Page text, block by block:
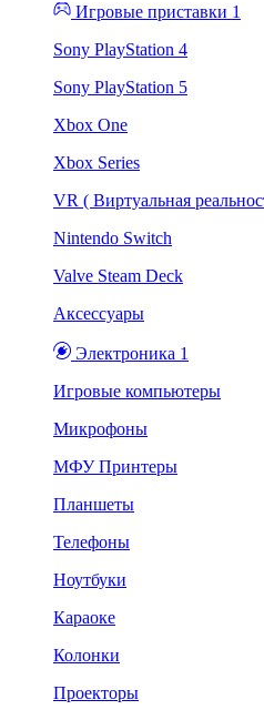
Игровые приставки 1
Sony PlayStation 4
Sony PlayStation 5
Xbox One
Xbox Series
VR ( Виртуальная
Nintendo Switch
Valve Steam Deck
Аксессуары
Электроника 1
Игровые компьютеры
Микрофоны
МФУ Принтеры
Планшеты
Телефоны
Ноутбуки
Караоке
Колонки
Проекторы